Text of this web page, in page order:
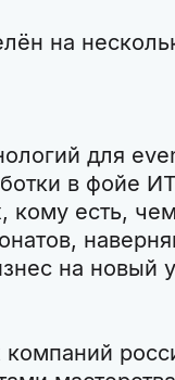
на
для
в фойе
есть,
на новый